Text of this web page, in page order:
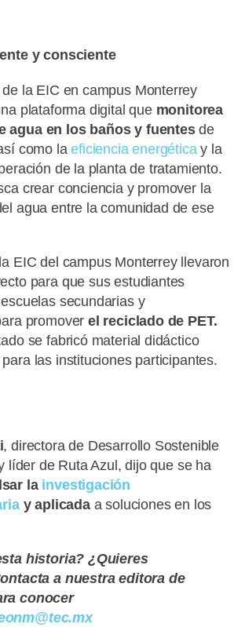
y consciente
la EIC en campus Monterrey
plataforma digital que monitorea
agua en los baños y fuentesde
como laeficiencia energética y la
de la planta de tratamiento.
crear conciencia y promover la
agua entre la comunidad de ese
EIC del campus Monterrey llevaron
para que sus estudiantes
secundarias y
promover el reciclado de PET.
se fabricó material didáctico
las instituciones participantes.
, directora de Desarrollo Sostenible
líder de Ruta Azul, dijo que se ha
la investigación
y aplicadaa soluciones en los
historia? ¿Quieres
a nuestra editora de
conocer